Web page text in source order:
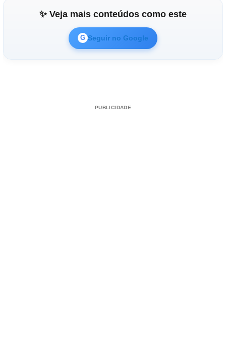
✨ Veja mais conteúdos como este
G Seguir no Google
PUBLICIDADE